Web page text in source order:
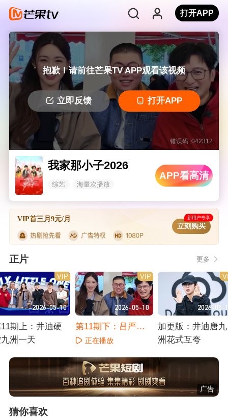
打开APP
抱歉！请前往芒果TV APP观看该视频
立即反馈 打开APP
错误码: 042312
我家那小子2026
综艺 海量次播放
APP看高清
VIP首三月9元/月 新用户专享
立刻购买
正片 更多
2026-05-10
VIP
期上：井迪硬
洲一天
2026-05-10
VIP
第11期下：吕严在
线征婚
正在播放
2026-05-
加更版：井迪唐九
洲花式互夸
广告
猜你喜欢